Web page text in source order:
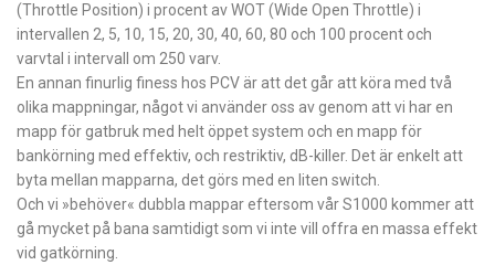
(Throttle Position) i procent av WOT (Wide Open Throttle) i
intervallen 2, 5, 10, 15, 20, 30, 40, 60, 80 och 100 procent och
varvtal i intervall om 250 varv.
En annan finurlig finess hos PCV är att det går att köra med två
olika mappningar, något vi använder oss av genom att vi har en
mapp för gatbruk med helt öppet system och en mapp för
bankörning med effektiv, och restriktiv, dB-killer. Det är enkelt att
byta mellan mapparna, det görs med en liten switch.
Och vi »behöver« dubbla mappar eftersom vår S1000 kommer att
gå mycket på bana samtidigt som vi inte vill offra en massa effekt
vid gatkörning.